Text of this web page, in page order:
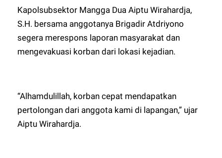
Kapolsubsektor Mangga Dua Aiptu Wirahardja,
S.H. bersama anggotanya Brigadir Atdriyono
segera merespons laporan masyarakat dan
mengevakuasi korban dari lokasi kejadian.
“Alhamdulillah, korban cepat mendapatkan
pertolongan dari anggota kami di lapangan,” ujar
Aiptu Wirahardja.